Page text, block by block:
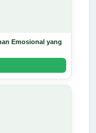
Emosional yang